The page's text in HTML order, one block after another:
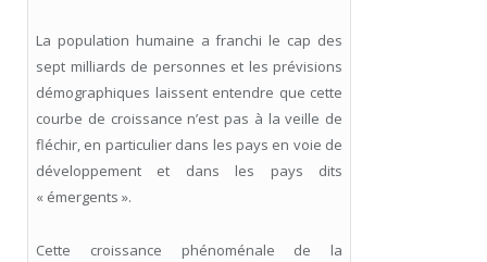
La population humaine a franchi le cap des
sept milliards de personnes et les prévisions
démographiques laissent entendre que cette
courbe de croissance n’est pas à la veille de
fléchir, en particulier dans les pays en voie de
développement et dans les pays dits
« émergents ».
Cette croissance phénoménale de la